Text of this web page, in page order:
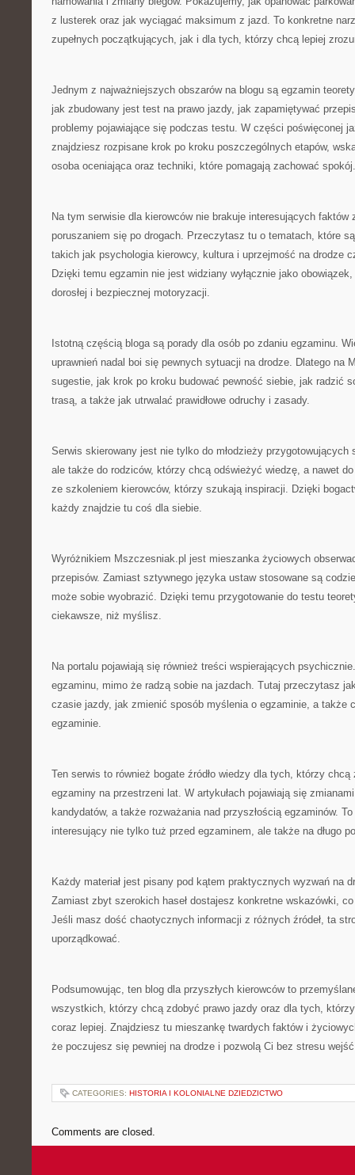
z lusterek oraz jak wyciągać maksimum z jazd. To konkretne
zupełnych początkujących, jak i dla tych, którzy chcą lepiej
Jednym z najważniejszych obszarów na blogu są egzamin
jak zbudowany jest test na prawo jazdy, jak zapamiętywać
problemy pojawiające się podczas testu. W części poświęconej
znajdziesz rozpisane krok po kroku poszczególnych etapów,
osoba oceniająca oraz techniki, które pomagają zachować spokój.
Na tym serwisie dla kierowców nie brakuje interesujących faktów
poruszaniem się po drogach. Przeczytasz tu o tematach, które
takich jak psychologia kierowcy, kultura i uprzejmość na drodze
Dzięki temu egzamin nie jest widziany wyłącznie jako
dorosłej i bezpiecznej motoryzacji.
Istotną częścią bloga są porady dla osób po zdaniu egzaminu.
uprawnień nadal boi się pewnych sytuacji na drodze. Dlatego na
sugestie, jak krok po kroku budować pewność siebie, jak radzić
trasą, a także jak utrwalać prawidłowe odruchy i zasady.
Serwis skierowany jest nie tylko do młodzieży przygotowujących
ale także do rodziców, którzy chcą odświeżyć wiedzę, a nawet
ze szkoleniem kierowców, którzy szukają inspiracji. Dzięki
każdy znajdzie tu coś dla siebie.
Wyróżnikiem Mszczesniak.pl jest mieszanka życiowych
przepisów. Zamiast sztywnego języka ustaw stosowane są
może sobie wyobrazić. Dzięki temu przygotowanie do testu
ciekawsze, niż myślisz.
Na portalu pojawiają się również treści wspierających
egzaminu, mimo że radzą sobie na jazdach. Tutaj przeczytasz
czasie jazdy, jak zmienić sposób myślenia o egzaminie, a także
egzaminie.
Ten serwis to również bogate źródło wiedzy dla tych, którzy
egzaminy na przestrzeni lat. W artykułach pojawiają się
kandydatów, a także rozważania nad przyszłością egzaminów.
interesujący nie tylko tuż przed egzaminem, ale także na długo
Każdy materiał jest pisany pod kątem praktycznych wyzwań na
Zamiast zbyt szerokich haseł dostajesz konkretne wskazówki,
Jeśli masz dość chaotycznych informacji z różnych źródeł, ta
uporządkować.
Podsumowując, ten blog dla przyszłych kierowców to
wszystkich, którzy chcą zdobyć prawo jazdy oraz dla tych,
coraz lepiej. Znajdziesz tu mieszankę twardych faktów i
że poczujesz się pewniej na drodze i pozwolą Ci bez stresu
CATEGORIES: HISTORIA I KOLONIALNE DZIEDZICTWO
Comments are closed.